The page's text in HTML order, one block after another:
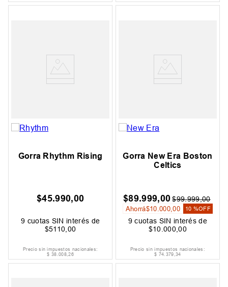
Gorra Rhythm Rising
$45.990,00
9 cuotas SIN interés de
$5110 00
Precio sin impuestos nacionales:
$ 38.008,26
Gorra New Era Boston
Celtics
$89.999,00 $99.999,00
Ahorrá$10 000,00 10 %OFF
9 cuotas SIN interés de
$10 .000 ,00
Precio sin impuestos nacionales:
$ 74.379,34